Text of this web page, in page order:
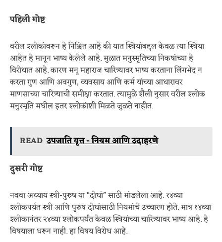
पहिली गोष्ट
वरील श्लोकांवरून हे निश्चित आहे की यात स्त्रियांबद्दल केवळ त्या स्त्रिया
आहेत हे मानून भाष्य केलेले आहे. मुळात मनुस्मृतिच्या निकषांच्या हे
विरोधात आहे. कारण मनू महाराज चारित्र्यावर भाष्य करताना लिंगभेद न
करता गुण आणि अवगुण, व्यवसाय आणि कर्म यांच्या आधारावर
माणसाच्या चारित्र्याची समीक्षा करतात. त्यामुळे शैली नुसार वरील श्लोक
मनुस्मृति मधील इतर श्लोकांशी मिळते जुळते नाहीत.
READ उपजाति वृत्त - नियम आणि उदाहरणे
दुसरी गोष्ट
नववा अध्याय स्त्री-पुरुष या “दोघां” साठी मांडलेला आहे. १४व्या
श्लोकपर्यंत स्त्री आणि पुरुष दोघांसाठी नियमांचे उच्चारण होते. मात्र १४व्या
श्लोकानंतर २४व्या श्लोकपर्यंत केवळ स्त्रियांच्या चारित्र्यावर भाष्य आहे. हे
विषयाला धरून नाही. हा विषय विरोध आहे.